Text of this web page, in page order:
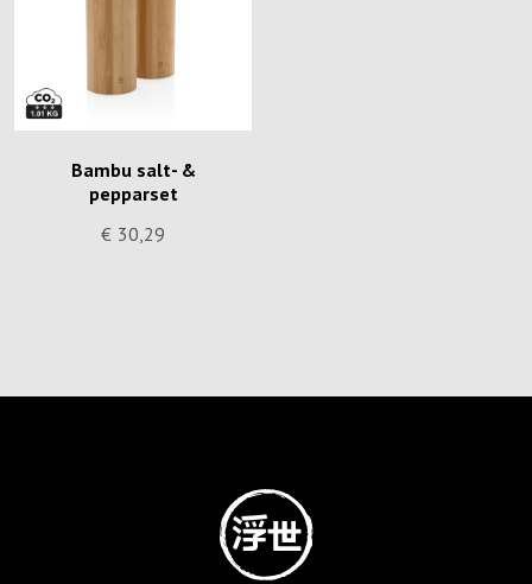
Bambu salt- &
pepparset
€ 30,29